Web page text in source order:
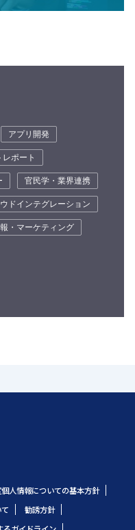
アプリ開発
ポート
官民学・業界連携
ドインテグレーション
・マーケティング
人情報についての基本方針
勧誘方針